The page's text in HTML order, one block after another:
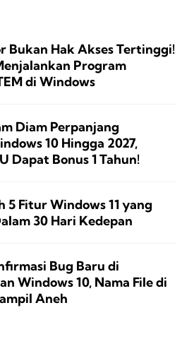
Bukan Hak Akses Tertinggi!
Program
di Windows
Diam Perpanjang
10 Hingga 2027,
Dapat Bonus 1 Tahun!
5 Fitur Windows 11 yang
30 Hari Kedepan
Bug Baru di
Windows 10, Nama File di
Aneh